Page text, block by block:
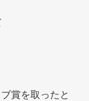
賞を取ったと